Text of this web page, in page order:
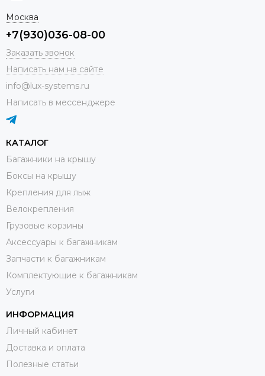
Москва
+7(930)036-08-00
Заказать звонок
Написать нам на сайте
info@lux-systems.ru
Написать в мессенджере
КАТАЛОГ
Багажники на крышу
Боксы на крышу
Крепления для лыж
Велокрепления
Грузовые корзины
Аксессуары к багажникам
Запчасти к багажникам
Комплектующие к багажникам
Услуги
ИНФОРМАЦИЯ
Личный кабинет
Доставка и оплата
Полезные статьи